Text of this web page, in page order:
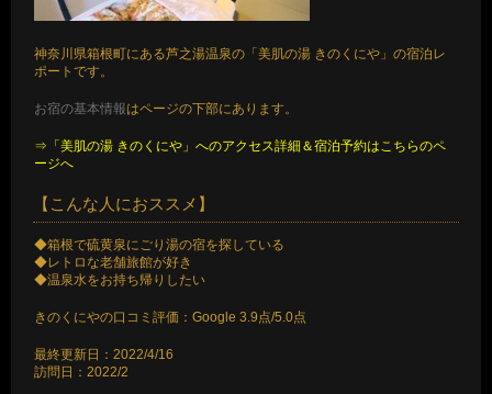
神奈川県箱根町にある芦之湯温泉の「美肌の湯 きのくにや」の宿泊レ
ポートです。
お宿の基本情報はページの下部にあります。
⇒「美肌の湯 きのくにや」へのアクセス詳細＆宿泊予約はこちらのペ
ージへ
【こんな人におススメ】
◆箱根で硫黄泉にごり湯の宿を探している
◆レトロな老舗旅館が好き
◆温泉水をお持ち帰りしたい
きのくにやの口コミ評価：Google 3.9点/5.0点
最終更新日：2022/4/16
訪問日：2022/2